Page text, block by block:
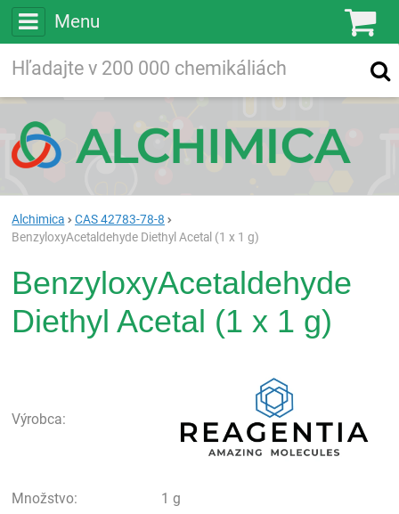
Menu
Vyhľadávanie
Alchimica
CAS 42783-78-8
BenzyloxyAcetaldehyde Diethyl Acetal (1 x 1 g)
BenzyloxyAcetaldehyde
Diethyl Acetal (1 x 1 g)
Výrobca:
Množstvo:
1 g